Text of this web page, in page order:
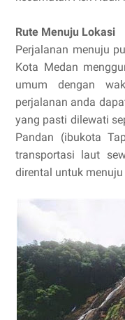
Rute Menuju Lokasi
Perjalanan menuju
Kota Medan
umum dengan
perjalanan anda
yang pasti dilewati
Pandan (ibukota
transportasi laut
dirental untuk